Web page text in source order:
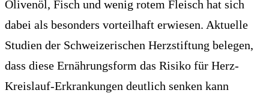
Olivenöl, Fisch und wenig rotem Fleisch hat sich
dabei als besonders vorteilhaft erwiesen. Aktuelle
Studien der Schweizerischen Herzstiftung belegen,
dass diese Ernährungsform das Risiko für Herz-
Kreislauf-Erkrankungen deutlich senken kann